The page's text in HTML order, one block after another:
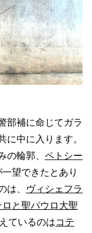
部補に命じてガラ
に中に入ります。
の輪郭、 ペトシー
一望できたとあり
は、
ヴィシェフラ
ロと聖パウロ大聖
ているのはコテ